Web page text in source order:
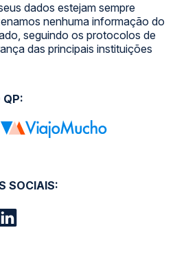
dados estejam sempre
nenhuma informação do
seguindo os protocolos de
das principais instituições
SOCIAIS:
QP: